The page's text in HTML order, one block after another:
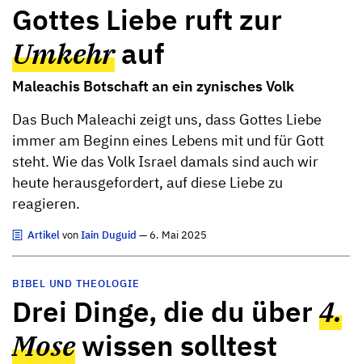
Gottes Liebe ruft zur
Umkehrauf
Maleachis Botschaft an ein zynisches Volk
Das Buch Maleachi zeigt uns, dass Gottes Liebe
immer am Beginn eines Lebens mit und für Gott
steht. Wie das Volk Israel damals sind auch wir
heute herausgefordert, auf diese Liebe zu
reagieren.
ArtikelvonIain Duguid — 6. Mai 2025
BIBEL UND THEOLOGIE
Drei Dinge, die du über4.
Mosewissen solltest